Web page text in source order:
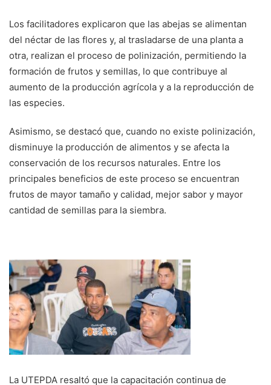
Los facilitadores explicaron que las abejas se alimentan
del néctar de las flores y, al trasladarse de una planta a
otra, realizan el proceso de polinización, permitiendo la
formación de frutos y semillas, lo que contribuye al
aumento de la producción agrícola y a la reproducción de
las especies.
Asimismo, se destacó que, cuando no existe polinización,
disminuye la producción de alimentos y se afecta la
conservación de los recursos naturales. Entre los
principales beneficios de este proceso se encuentran
frutos de mayor tamaño y calidad, mejor sabor y mayor
cantidad de semillas para la siembra.
La UTEPDA resaltó que la capacitación continua de